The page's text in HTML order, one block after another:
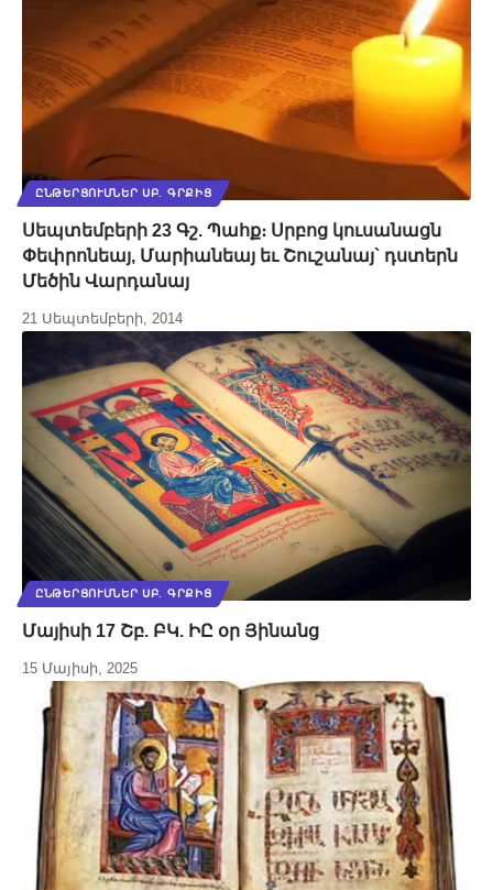
ԸՆԹԵՐՑՈՒՄՆԵՐ ՍԲ. ԳՐՔԻՑ
Սեպտեմբերի 23 Գշ. Պահք։ Սրբոց կուսանացն
Փեփրոնեայ, Մարիանեայ եւ Շուշանայ` դստերն
Մեծին Վարդանայ
21 Սեպտեմբերի, 2014
ԸՆԹԵՐՑՈՒՄՆԵՐ ՍԲ. ԳՐՔԻՑ
Մայիսի 17 Շբ. ԲԿ. ԻԸ օր Յինանց
15 Մայիսի, 2025